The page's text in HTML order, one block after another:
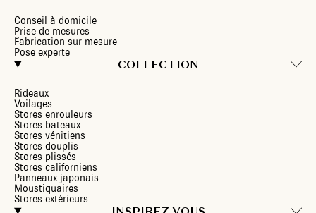
Conseil à domicile
Prise de mesures
Fabrication sur mesure
Pose experte
COLLECTION
Rideaux
Voilages
Stores enrouleurs
Stores bateaux
Stores vénitiens
Stores douplis
Stores plissés
Stores californiens
Panneaux japonais
Moustiquaires
Stores extérieurs